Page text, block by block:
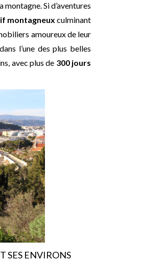
montagne. Si d’aventures
montagneuxculminant
amoureux de leur
l’une des plus belles
avec plus de 300 jours
SES ENVIRONS